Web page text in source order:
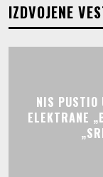
IZDVOJENE
NIS PUSTIO
ELEKTRANE